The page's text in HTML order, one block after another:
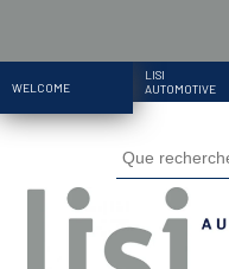
WELCOME
LISI
AUTOMOTIVE